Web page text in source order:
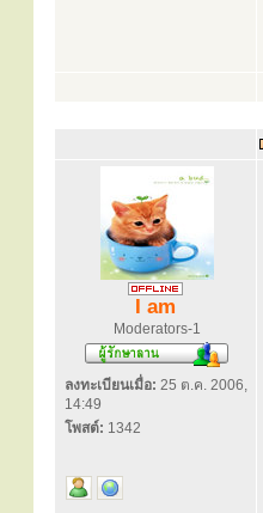
I am
Moderators-1
ลงทะเบียนเมื่อ: 25 ต.ค. 2006,
14:49
โพสต์: 1342